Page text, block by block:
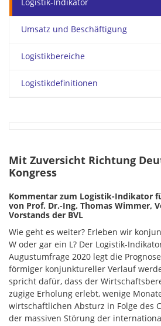
Umsatz und Beschäftigung
Logistikbereiche
Logistikdefinitionen
Mit Zuversicht Richtung
Kongress
Kommentar zum Logistik-Indikator
von Prof. Dr.-Ing. Thomas Wimmer,
Vorstands der BVL
Wie geht es weiter? Erleben wir
W oder gar ein L? Der Logistik-
Augustumfrage 2020 legt die
förmiger konjunktureller Verlauf
spricht dafür, dass der
zügige Erholung erlebt, wenige
wirtschaftlichen Absturz in Folge des
der massiven Störung der